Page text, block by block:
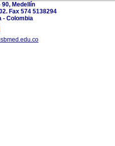
90, Medellín
Fax 574 5138294
- Colombia